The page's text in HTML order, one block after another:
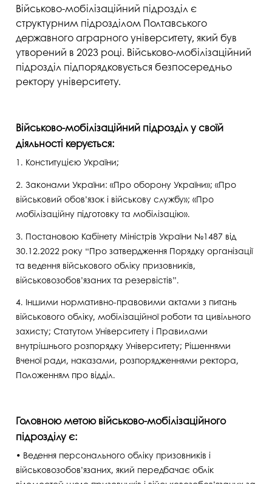
Військово-мобілізаційний підрозділ є
структурним підрозділом Полтавського
державного аграрного університету, який був
утворений в 2023 році. Військово-мобілізаційний
підрозділ підпорядковується безпосередньо
ректору університету.
Військово-мобілізаційний підрозділ у своїй
діяльності керується:
1. Конституцією України;
2. Законами України: «Про оборону України»; «Про
військовий обов’язок і військову службу»; «Про
мобілізаційну підготовку та мобілізацію».
3. Постановою Кабінету Міністрів України №1487 від
30.12.2022 року “Про затвердження Порядку організації
та ведення військового обліку призовників,
військовозобов’язаних та резервістів”.
4. Іншими нормативно-правовими актами з питань
військового обліку, мобілізаційної роботи та цивільного
захисту; Статутом Університету і Правилами
внутрішнього розпорядку Університету; Рішеннями
Вченої ради, наказами, розпорядженнями ректора,
Положенням про відділ.
Головною метою військово-мобілізаційного
підрозділу є:
• Ведення персонального обліку призовників і
військовозобов’язаних, який передбачає облік